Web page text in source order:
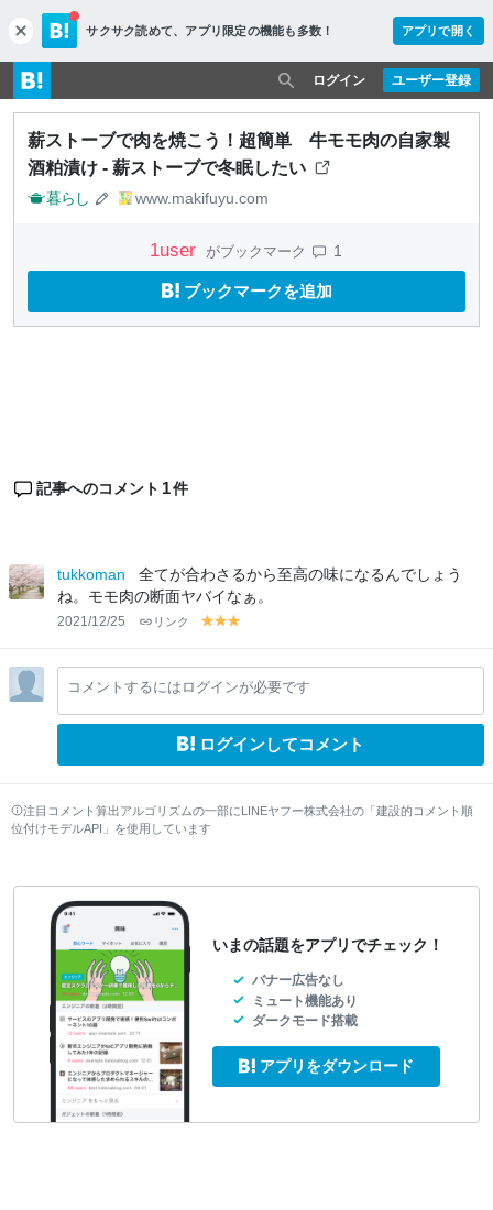
c
l
o
s
e
サクサク読めて、 アプリ限定の機能も多数！ アプリで開く
ユーザー登録
ログイン
薪ストーブで肉を焼こう！超簡単 牛モモ肉の自家製
酒粕漬け - 薪ストーブで冬眠したい
暮らし www.makifuyu.com
1user がブックマーク 1
ブックマークを追加
記事へのコメント 1件
tukkoman
全てが合わさるから至高の味になるんでしょう
ね。モモ肉の断面ヤバイなぁ。
2021/12/25 リンク
y
lo
w
y
lo
w
lo
w
コメントするにはログインが必要です
ログインしてコメント
注目コメント算出アルゴリズムの一部にLINEヤフー株式会社の「建設的コメント順
位付けモデルAPI」を使用しています
いまの話題をアプリでチェック！
バナー広告なし
ミュート機能あり
ダークモード搭載
アプリをダウンロード